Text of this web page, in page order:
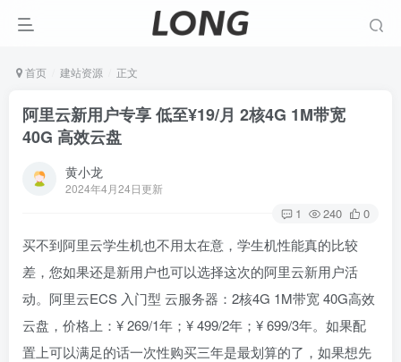
首页 建站资源 正文
阿里云新用户专享 低至¥19/月 2核4G 1M带宽
40G 高效云盘
黄小龙
2024年4月24日更新
1 240 0
买不到阿里云学生机也不用太在意，学生机性能真的比较
差，您如果还是新用户也可以选择这次的阿里云新用户活
动。阿里云ECS 入门型 云服务器：2核4G 1M带宽 40G高效
云盘，价格上：¥269/1年；¥499/2年；¥699/3年。如果配
置上可以满足的话一次性购买三年是最划算的了，如果想先